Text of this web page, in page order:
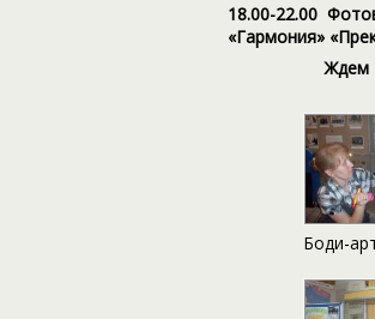
18.00-22.00
«Гармония»
Ждем